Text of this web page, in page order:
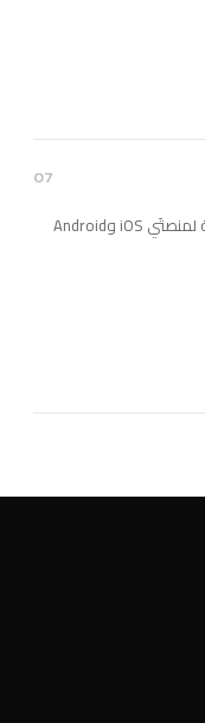
07
نصمّم ونطوّر تطبيقات موبايل بتجربة مستخدم سلسة لمنصتَي iOS وAndroid